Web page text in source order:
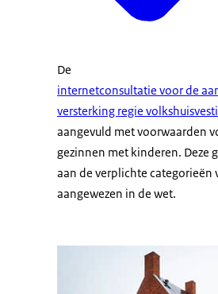
De
internetconsultatie voor de
versterking regie
aangevuld met voorwaarden
gezinnen met kinderen. Deze
aan de verplichte
aangewezen in de wet.